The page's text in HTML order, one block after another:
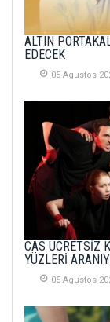
ALTIN
EDECEK
05 Agustos
CAS ÜCRETSİZ
YÜZLERİ
05 Agustos